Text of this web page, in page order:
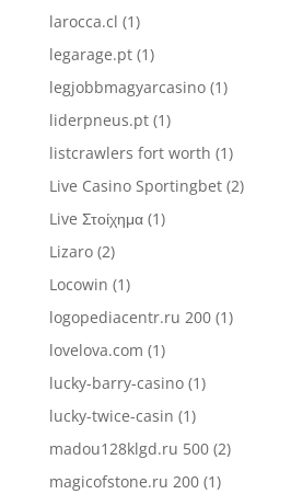
larocca.cl (1)
legarage.pt(1)
legjobbmagyarcasino(1)
liderpneus.pt(1)
listcrawlers fort worth (1)
Live Casino Sportingbet(2)
Live Στοίχημα(1)
Lizaro(2)
Locowin (1)
logopediacentr.ru 200(1)
lovelova.com (1)
lucky-barry-casino(1)
lucky-twice-casin (1)
madou128klgd.ru 500(2)
magicofstone.ru 200(1)